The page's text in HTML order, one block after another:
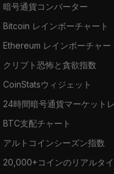
暗号通貨コンバーター
Bitcoin レインボーチャート
Ethereum レインボーチャー
クリプト恐怖と貪欲指数
CoinStatsウィジェット
24時間暗号通貨マーケット
BTC支配チャート
アルトコインシーズン指数
20,000+コインのリアルタ